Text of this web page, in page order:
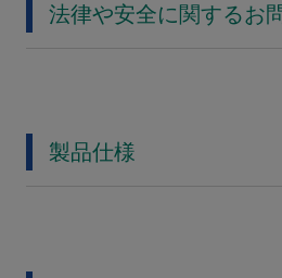
法律や安全に関するお
製品仕様